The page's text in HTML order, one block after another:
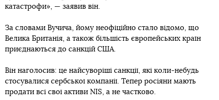
катастрофи», — заявив він.
За словами Вучича, йому неофіційно стало відомо, що
Велика Британія, а також більшість європейських країн
приєднаються до санкцій США.
Він наголосив: це найсуворіші санкції, які коли-небудь
стосувалися сербської компанії. Тепер росіяни мають
продати всі свої активи NIS, а не частково.